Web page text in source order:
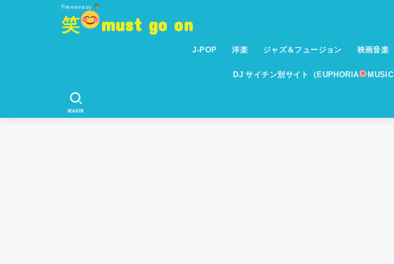
Freeeeasy
笑 must go on
J-POP 洋楽 ジャズ＆フュージョン 映画音楽
DJ サイチン別サイト（EUPHORIA MUSIC
SEARCH